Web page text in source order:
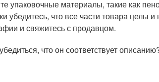
упаковочные материалы, такие как
убедитесь, что все части товара целы
и свяжитесь с продавцом.
что он соответствует